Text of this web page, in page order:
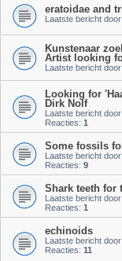
eratoidae and
Laatste bericht door
Kunstenaar
Artist looking
Laatste bericht door
Looking for
Dirk Nolf
Laatste bericht door
Reacties: 1
Some fossils
Laatste bericht door
Reacties: 9
Shark teeth for
Laatste bericht door
Reacties: 1
echinoids
Laatste bericht door
Reacties: 11